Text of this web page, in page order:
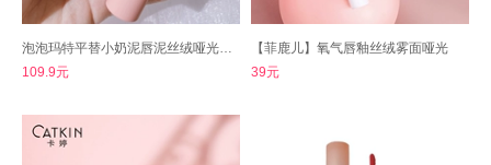
109.9元
【菲鹿儿】氧气唇釉丝绒雾面哑光
39元